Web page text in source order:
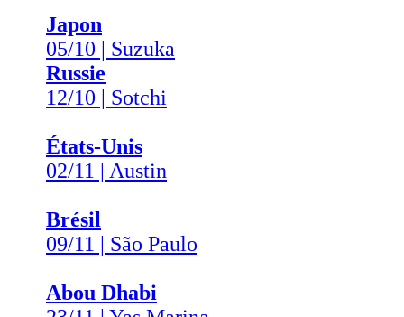
Japon
05/10 | Suzuka
Russie
12/10 | Sotchi
États-Unis
02/11 | Austin
Brésil
09/11 | São Paulo
Abou Dhabi